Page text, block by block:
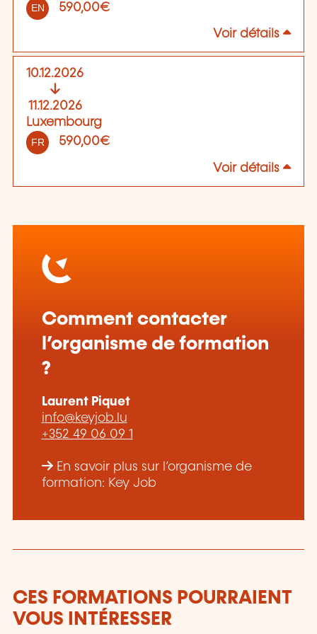
EN 590,00€
Voir détails
10.12.2026
11.12.2026
Luxembourg
FR 590,00€
Voir détails
Comment contacter
l’organisme de formation
?
Laurent Piquet
info@keyjob.lu
+352 49 06 09 1
En savoir plus sur l’organisme de
formation: Key Job
CES FORMATIONS POURRAIENT
VOUS INTÉRESSER